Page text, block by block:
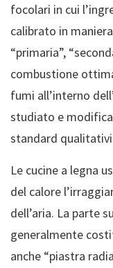
focolari in cui
calibrato in
“primaria”,
combustione
fumi all’interno
studiato e
standard
Le cucine a legna
del calore
dell’aria. La parte
generalmente
anche “piastra